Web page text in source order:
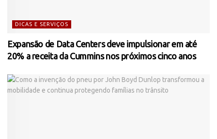
DICAS E SERVIÇOS
Expansão de Data Centers deve impulsionar em até
20% a receita da Cummins nos próximos cinco anos